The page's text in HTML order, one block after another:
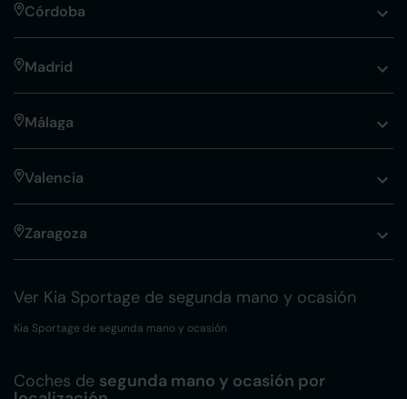
Córdoba
Madrid
Málaga
Valencia
Zaragoza
Ver Kia Sportage de segunda mano y ocasión
Kia Sportage de segunda mano y ocasión
Coches de segunda mano y ocasión por